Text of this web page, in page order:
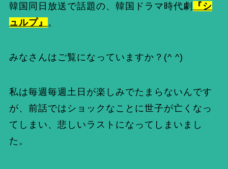
韓国同日放送で話題の、韓国ドラマ時代劇
『シ
ュルプ』
。
みなさんはご覧になっていますか？(^ ^)
私は毎週毎週土日が楽しみでたまらないんです
が、前話ではショックなことに世子が亡くなっ
てしまい、悲しいラストになってしまいまし
た。